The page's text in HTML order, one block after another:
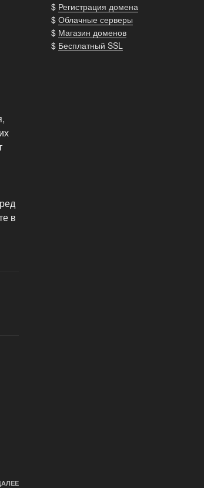
в
$ Регистрация домена
$ Облачные серверы
$ Магазин доменов
$ Бесплатный SSL